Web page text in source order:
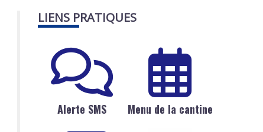
LIENS PRATIQUES
Alerte SMS Menu de la cantine